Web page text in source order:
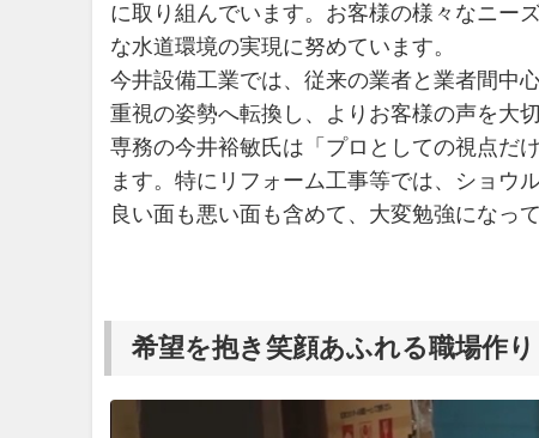
に取り組んでいます。お客様の様々なニー
な水道環境の実現に努めています。
今井設備工業では、従来の業者と業者間中
重視の姿勢へ転換し、よりお客様の声を大
専務の今井裕敏氏は「プロとしての視点だ
ます。特にリフォーム工事等では、ショウ
良い面も悪い面も含めて、大変勉強になっ
希望を抱き笑顔あふれる職場作り